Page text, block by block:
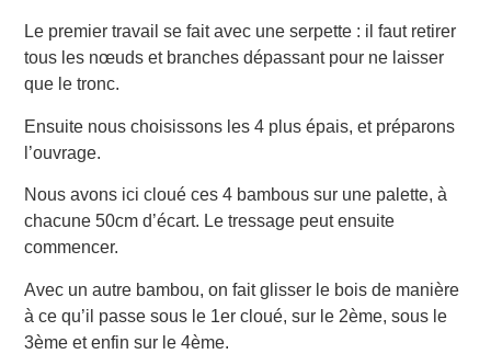
Le premier travail se fait avec une serpette : il faut retirer
tous les nœuds et branches dépassant pour ne laisser
que le tronc.
Ensuite nous choisissons les 4 plus épais, et préparons
l’ouvrage.
Nous avons ici cloué ces 4 bambous sur une palette, à
chacune 50cm d’écart. Le tressage peut ensuite
commencer.
Avec un autre bambou, on fait glisser le bois de manière
à ce qu’il passe sous le 1er cloué, sur le 2ème, sous le
3ème et enfin sur le 4ème.